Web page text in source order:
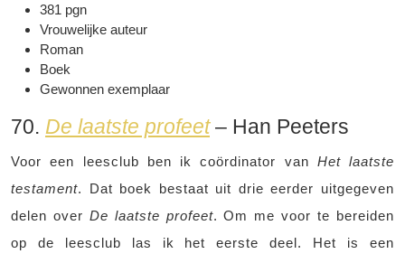
381 pgn
Vrouwelijke auteur
Roman
Boek
Gewonnen exemplaar
70. De laatste profeet– Han Peeters
Voor een leesclub ben ik coördinator van Het laatste
testament. Dat boek bestaat uit drie eerder uitgegeven
delen over De laatste profeet. Om me voor te bereiden
op de leesclub las ik het eerste deel. Het is een